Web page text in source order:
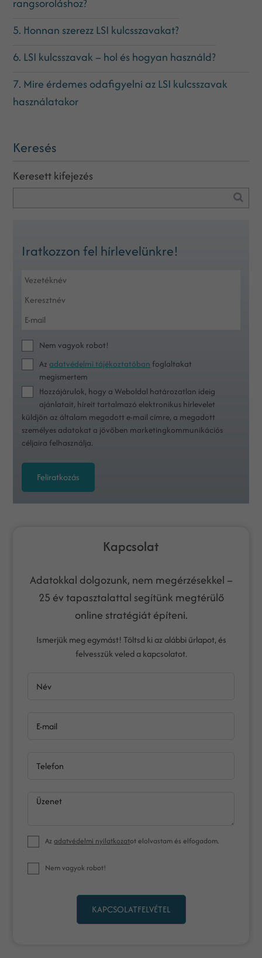
rangsoroláshoz?
5. Honnan szerezz LSI kulcsszavakat?
6. LSI kulcsszavak – hol és hogyan használd?
7. Mire érdemes odafigyelni az LSI kulcsszavak
használatakor
Keresés
Keresett kifejezés
Iratkozzon fel hírlevelünkre!
Nem vagyok robot!
Azadatvédelmi tájékoztatóban foglaltakat
megismertem
Hozzájárulok, hogy a Weboldal határozatlan ideig
ajánlatait, híreit tartalmazó elektronikus hírlevelet
küldjön az általam megadott e-mail címre, a megadott
személyes adatokat a jövőben marketingkommunikációs
céljaira felhasználja.
Feliratkozás
Kapcsolat
Adatokkal dolgozunk, nem megérzésekkel –
25 év tapasztalattal segítünk megtérülő
online stratégiát építeni.
Ismerjük meg egymást! Töltsd ki az alábbi űrlapot, és
felvesszük veled a kapcsolatot.
Név
E-mail
Telefon
Üzenet
Azadatvédelmi nyilatkozatot elolvastam és elfogadom.
Nem vagyok robot!
KAPCSOLATFELVÉTEL